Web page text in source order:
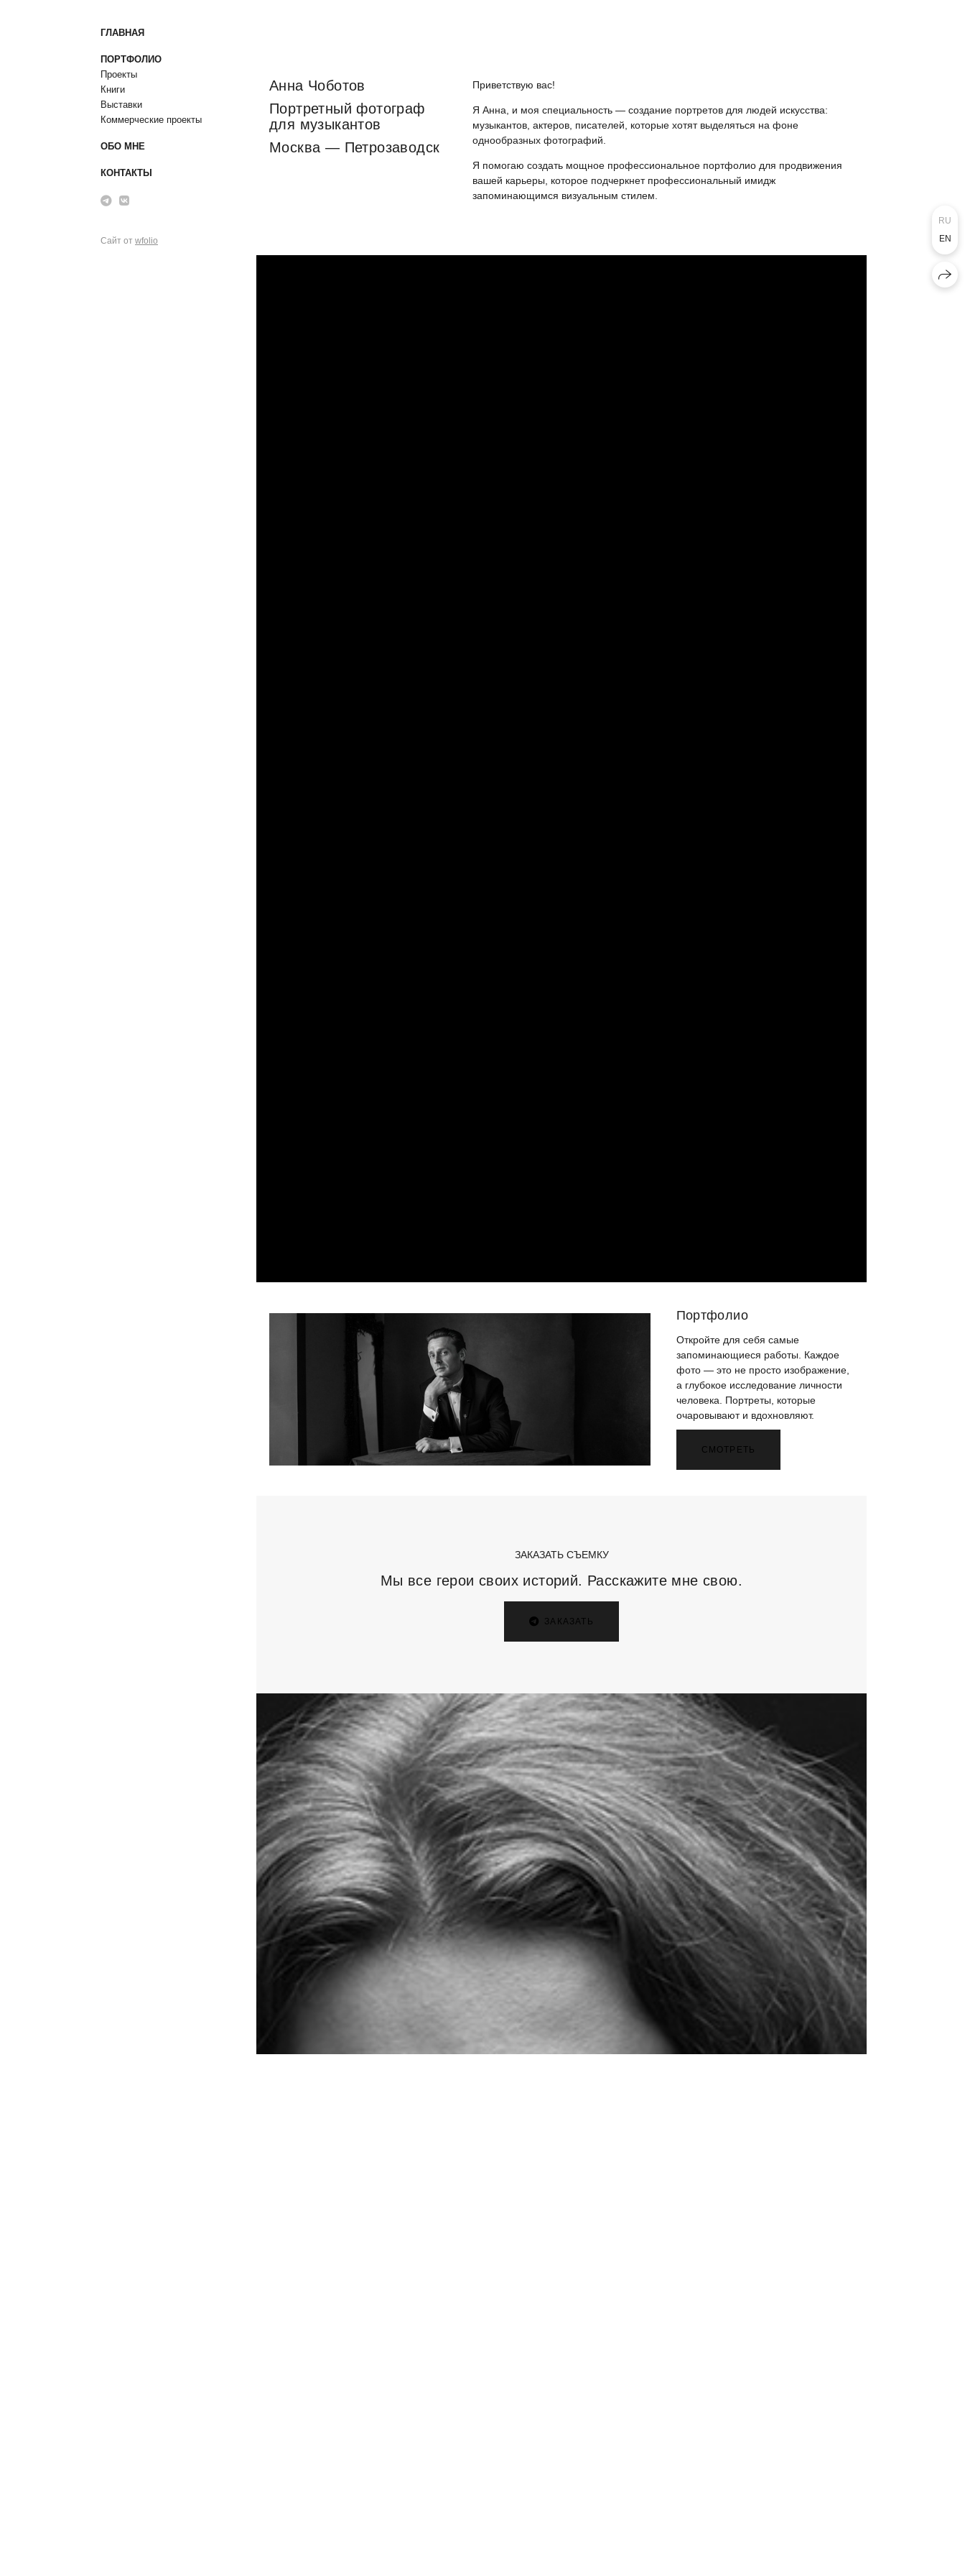
ГЛАВНАЯ
ПОРТФОЛИО
Проекты
Книги
Выставки
Коммерческие проекты
ОБО МНЕ
КОНТАКТЫ
Сайт от wfolio
Анна Чоботов
Портретный фотограф
для музыкантов
Москва — Петрозаводск
Приветствую вас!
Я Анна, и моя специальность — создание портретов для людей искусства:
музыкантов, актеров, писателей, которые хотят выделяться на фоне
однообразных фотографий.
Я помогаю создать мощное профессиональное портфолио для продвижения
вашей карьеры, которое подчеркнет профессиональный имидж
запоминающимся визуальным стилем.
Портфолио
Откройте для себя самые
запоминающиеся работы. Каждое
фото — это не просто изображение,
а глубокое исследование личности
человека. Портреты, которые
очаровывают и вдохновляют.
СМОТРЕТЬ
ЗАКАЗАТЬ СЪЕМКУ
Мы все герои своих историй. Расскажите мне свою.
ЗАКАЗАТЬ
RU
EN